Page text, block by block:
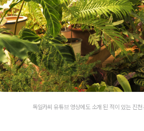
독일카씨 유튜브 영상에도 소개 된 적이 있는 진